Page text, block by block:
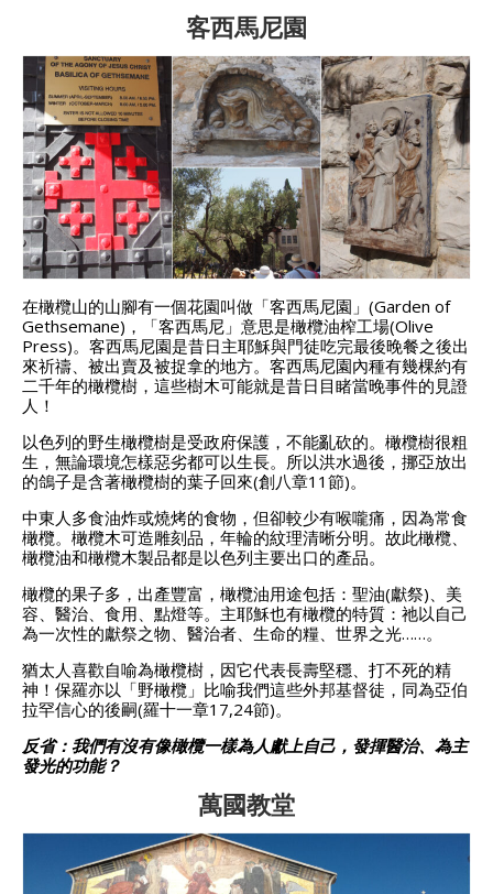
客西馬尼園
在橄欖山的山腳有一個花園叫做「客西馬尼園」(Garden of
Gethsemane)，「客西馬尼」意思是橄欖油榨工場(Olive
Press)。 客西馬尼園是昔日主耶穌與門徒吃完最後晚餐之後出
來祈禱、被出賣及被捉拿的地方。 客西馬尼園內種有幾棵約有
二千年的橄欖樹，這些樹木可能就是昔日目睹當晚事件的見證
人！
以色列的野生橄欖樹是受政府保護，不能亂砍的。 橄欖樹很粗
生，無論環境怎樣惡劣都可以生長。 所以洪水過後，挪亞放出
的鴿子是含著橄欖樹的葉子回來(創八章11節)。
中東人多食油炸或燒烤的食物，但卻較少有喉嚨痛，因為常食
橄欖。 橄欖木可造雕刻品，年輪的紋理清晰分明。 故此橄欖、
橄欖油和橄欖木製品都是以色列主要出口的產品。
橄欖的果子多，出產豐富，橄欖油用途包括：聖油(獻祭)、美
容、醫治、食用、點燈等。 主耶穌也有橄欖的特質：祂以自己
為一次性的獻祭之物、醫治者、生命的糧、世界之光……。
猶太人喜歡自喻為橄欖樹，因它代表長壽堅穩、打不死的精
神！ 保羅亦以「野橄欖」比喻我們這些外邦基督徒，同為亞伯
拉罕信心的後嗣(羅十一章17,24節)。
反省：我們有沒有像橄欖一樣為人獻上自己，發揮醫治、為主
發光的功能？
萬國教堂